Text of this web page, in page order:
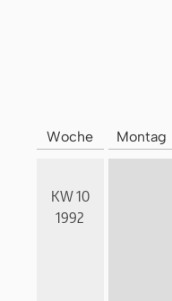
Woche Montag
KW 10
1992